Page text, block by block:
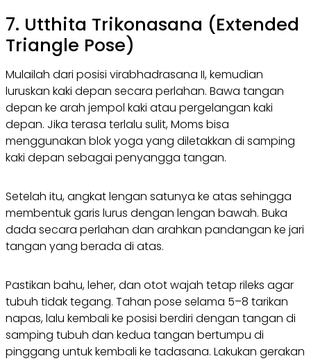
7. Utthita Trikonasana (Extended
Triangle Pose)
Mulailah dari posisi virabhadrasana II, kemudian
luruskan kaki depan secara perlahan. Bawa tangan
depan ke arah jempol kaki atau pergelangan kaki
depan. Jika terasa terlalu sulit, Moms bisa
menggunakan blok yoga yang diletakkan di samping
kaki depan sebagai penyangga tangan.
Setelah itu, angkat lengan satunya ke atas sehingga
membentuk garis lurus dengan lengan bawah. Buka
dada secara perlahan dan arahkan pandangan ke jari
tangan yang berada di atas.
Pastikan bahu, leher, dan otot wajah tetap rileks agar
tubuh tidak tegang. Tahan pose selama 5–8 tarikan
napas, lalu kembali ke posisi berdiri dengan tangan di
samping tubuh dan kedua tangan bertumpu di
pinggang untuk kembali ke tadasana. Lakukan gerakan